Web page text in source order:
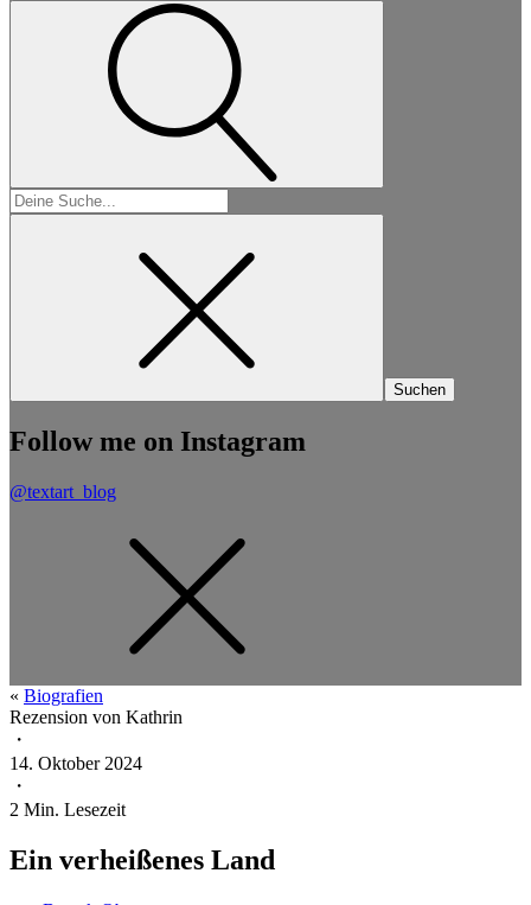
Suchen
nach:
Follow me on Instagram
@textart_blog
« Biografien
Rezension von Kathrin
・
14. Oktober 2024
・
2 Min. Lesezeit
Ein verheißenes Land